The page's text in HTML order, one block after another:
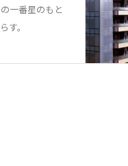
一番星のもと
す。